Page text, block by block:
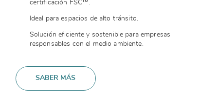
certificación FSC™.
Ideal para espacios de alto tránsito.
Solución eficiente y sostenible para empresas
responsables con el medio ambiente.
SABER MÁS